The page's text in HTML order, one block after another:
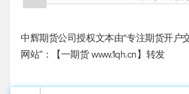
中辉期货公司授权文本由“专注期货开户
网站”：【一期货 www.1qh.cn】转发